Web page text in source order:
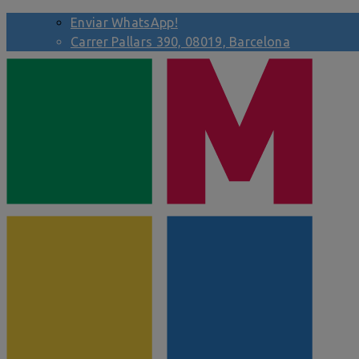
Enviar WhatsApp!
Carrer Pallars 390, 08019, Barcelona